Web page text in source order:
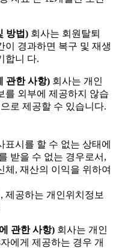
방법) 회사는 회원탈퇴
이 경과하면 복구 및 재생
합니 다.
관한 사항) 회사는 개인
를 외부에 제공하지 않습
로 제공할 수 있습니다.
시를 할 수 없는 상태에
받을 수 없는 경우로서,
체, 재산의 이익을 위하여
제공하는 개인위치정보
관한 사항) 회사는 개인
에게 제공하는 경우 개